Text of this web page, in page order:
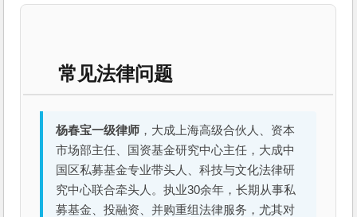
常见法律问题
杨春宝一级律师 ，大成上海高级合伙人、资本
市场部主任、国资基金研究中心主任，大成中
国区私募基金专业带头人、科技与文化法律研
究中心联合牵头人。执业30余年，长期从事私
募基金、投融资、并购重组法律服务，尤其对